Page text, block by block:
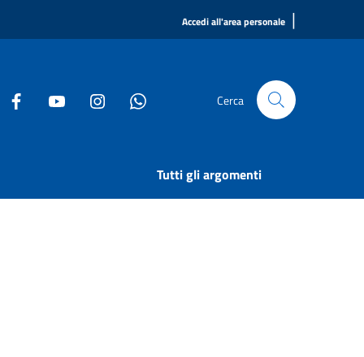
Accedi all'area personale |
Cerca
Tutti gli argomenti